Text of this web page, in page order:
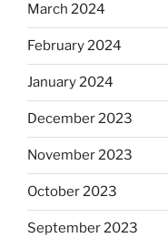
March 2024
February 2024
January 2024
December 2023
November 2023
October 2023
September 2023